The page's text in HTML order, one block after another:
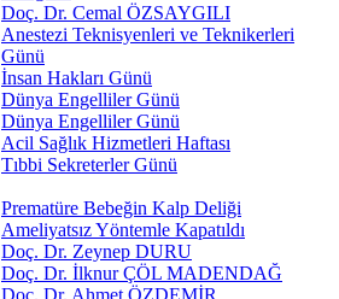
Doç. Dr. Cemal ÖZSAYGILI
Anestezi Teknisyenleri ve Teknikerleri
Günü
İnsan Hakları Günü
Dünya Engelliler Günü
Dünya Engelliler Günü
Acil Sağlık Hizmetleri Haftası
Tıbbi Sekreterler Günü
Prematüre Bebeğin Kalp Deliği
Ameliyatsız Yöntemle Kapatıldı
Doç. Dr. Zeynep DURU
Doç. Dr. İlknur ÇÖL MADENDAĞ
Doç. Dr. Ahmet ÖZDEMİR